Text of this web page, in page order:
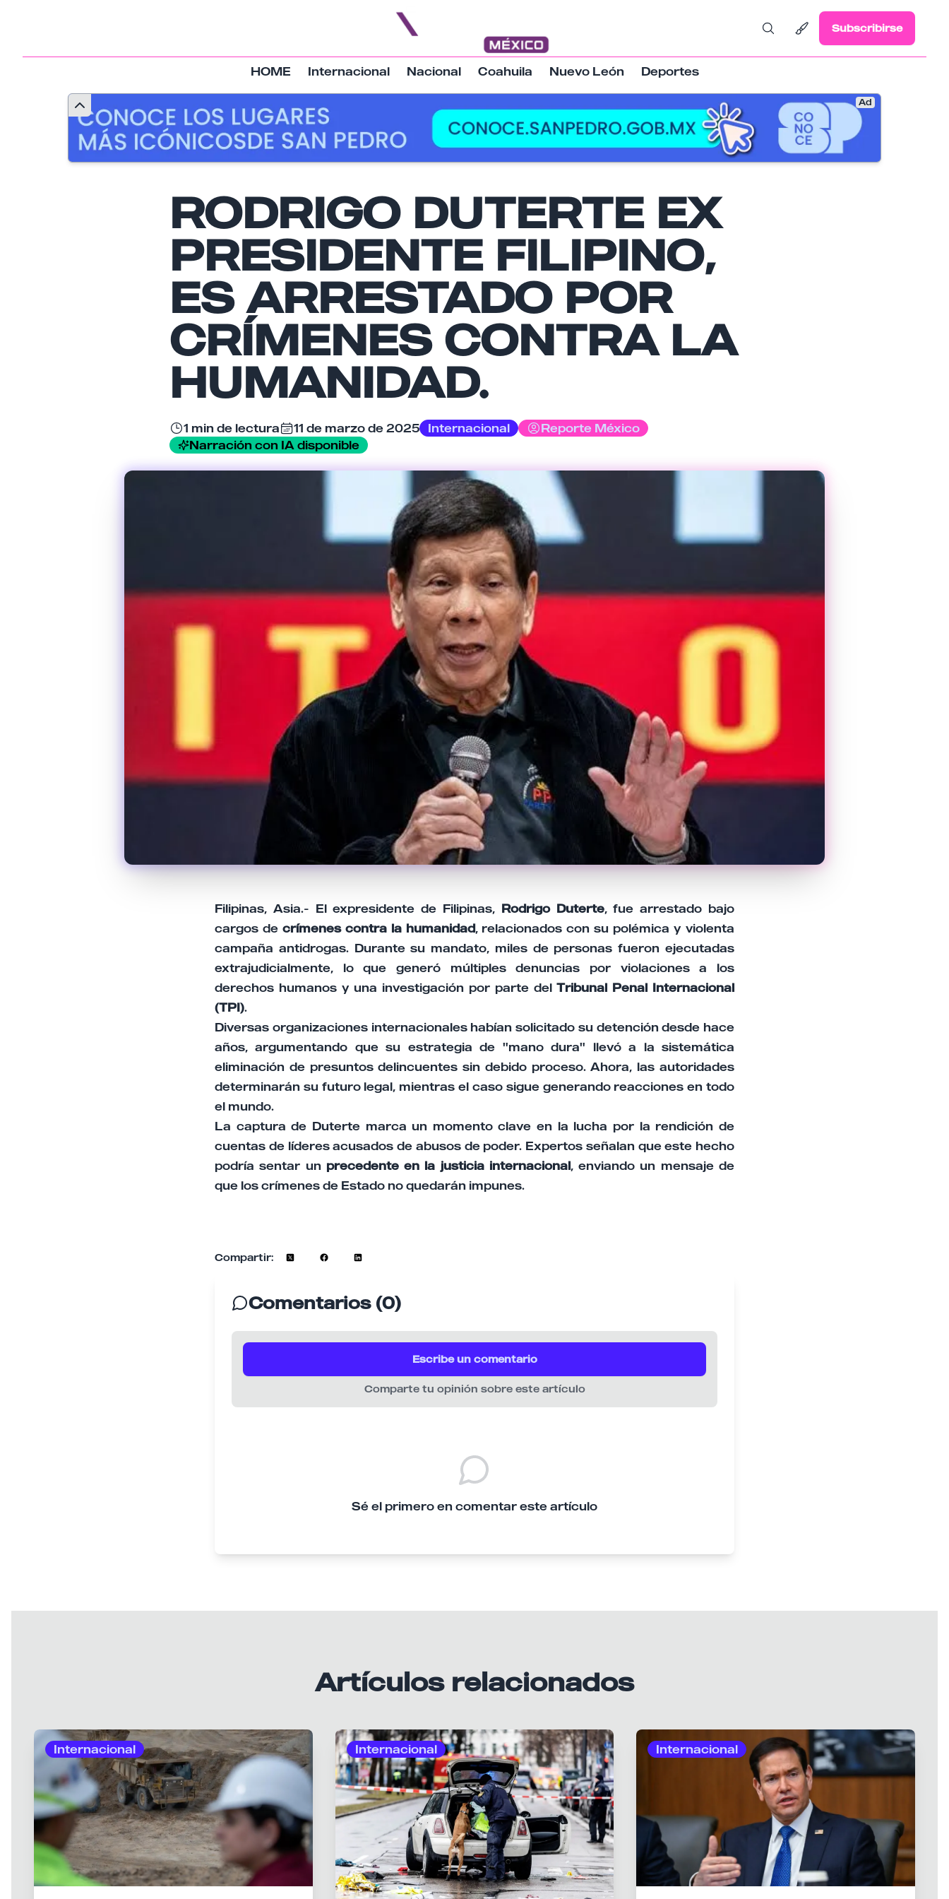
Subscribirse
HOME Internacional Nacional Coahuila Nuevo León Deportes
Ad
RODRIGO DUTERTE EX
PRESIDENTE FILIPINO,
ES ARRESTADO POR
CRÍMENES CONTRA LA
HUMANIDAD.
1 min de lectura 11 de marzo de 2025 Internacional
Reporte México
Narración con IA disponible
Filipinas, Asia.- El expresidente de Filipinas, Rodrigo Duterte, fue arrestado bajo
cargos de crímenes contra la humanidad, relacionados con su polémica y violenta
campaña antidrogas. Durante su mandato, miles de personas fueron ejecutadas
extrajudicialmente, lo que generó múltiples denuncias por violaciones a los
derechos humanos y una investigación por parte delTribunal Penal Internacional
(TPI).
Diversas organizaciones internacionales habían solicitado su detención desde hace
años, argumentando que su estrategia de "mano dura" llevó a la sistemática
eliminación de presuntos delincuentes sin debido proceso. Ahora, las autoridades
determinarán su futuro legal, mientras el caso sigue generando reacciones en todo
el mundo.
La captura de Duterte marca un momento clave en la lucha por la rendición de
cuentas de líderes acusados de abusos de poder. Expertos señalan que este hecho
podría sentar un precedente en la justicia internacional, enviando un mensaje de
que los crímenes de Estado no quedarán impunes.
Compartir:
Comentarios (0)
Escribe un comentario
Comparte tu opinión sobre este artículo
Sé el primero en comentar este artículo
Email
Tu comentario
Artículos relacionados
Internacional Internacional Internacional